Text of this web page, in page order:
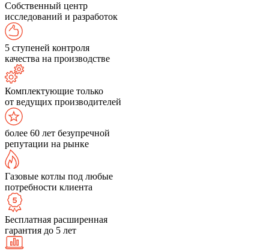
Собственный центр
исследований и разработок
5 ступеней контроля
качества на производстве
Комплектующие только
от ведущих производителей
более 60 лет безупречной
репутации на рынке
Газовые котлы под любые
потребности клиента
Бесплатная расширенная
гарантия до 5 лет